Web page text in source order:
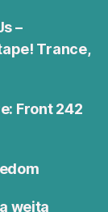
–
Trance,
Front 242
weita